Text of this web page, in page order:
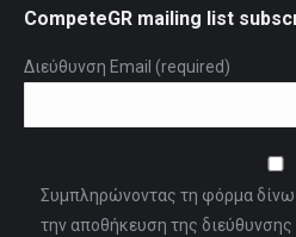
CompeteGR mailing list
Διεύθυνση Email (required)
Συμπληρώνοντας τη φόρμα δίνω
την αποθήκευση της